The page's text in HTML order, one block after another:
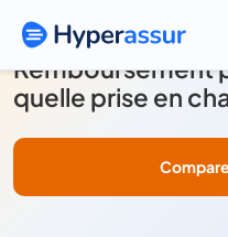
Remboursement
quelle prise en